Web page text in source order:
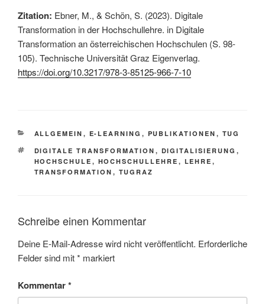
Zitation: Ebner, M., & Schön, S. (2023). Digitale
Transformation in der Hochschullehre. in Digitale
Transformation an österreichischen Hochschulen (S. 98-
105). Technische Universität Graz Eigenverlag.
https://doi.org/10.3217/978-3-85125-966-7-10
KATEGORIEN
ALLGEMEIN , E-LEARNING , PUBLIKATIONEN , TUG
SCHLAGWÖRTER
DIGITALE TRANSFORMATION , DIGITALISIERUNG ,
HOCHSCHULE , HOCHSCHULLEHRE , LEHRE ,
TRANSFORMATION , TUGRAZ
Schreibe einen Kommentar
Deine E-Mail-Adresse wird nicht veröffentlicht. Erforderliche
Felder sind mit* markiert
Kommentar*